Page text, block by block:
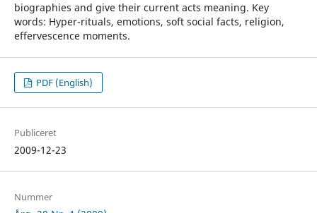
biographies and give their current acts meaning. Key
words: Hyper-rituals, emotions, soft social facts, religion,
effervescence moments.
PDF (English)
Publiceret
2009-12-23
Nummer